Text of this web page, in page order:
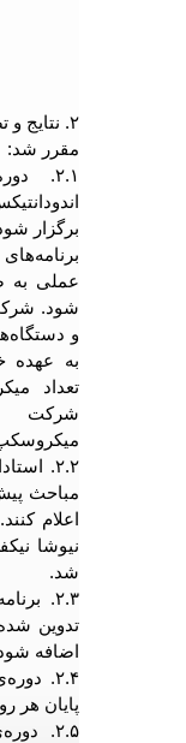
۲. نتایج و تصمیمات
مقرر شد:
۲.۱.
برگزار
عملی به
شود.
و
به عهده
تعداد
شرکت
اعلام
نیوشا
شد.
۲.۳.
تدوین
اضافه
۲.۴.
پایان هر
۲.۵.